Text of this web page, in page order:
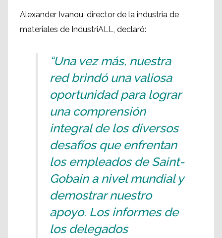
Alexander Ivanou, director de la industria de
materiales de IndustriALL, declaró:
“Una vez más, nuestra
red brindó una valiosa
oportunidad para lograr
una comprensión
integral de los diversos
desafíos que enfrentan
los empleados de Saint-
Gobain a nivel mundial y
demostrar nuestro
apoyo. Los informes de
los delegados